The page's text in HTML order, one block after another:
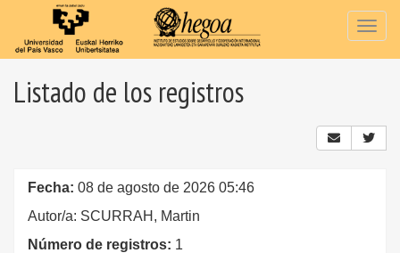
Listado de los registros
Fecha: 08 de agosto de 2026 05:46
Autor/a: SCURRAH, Martin
Número de registros: 1